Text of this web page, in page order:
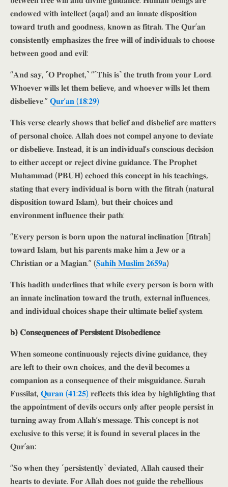
𝐞𝐧𝐝𝐨𝐰𝐞𝐝 𝐰𝐢𝐭𝐡 𝐢𝐧𝐭𝐞𝐥𝐥𝐞𝐜𝐭 (𝐚𝐪𝐚𝐥) 𝐚𝐧𝐝 𝐚𝐧 𝐢𝐧𝐧𝐚𝐭𝐞 𝐝𝐢𝐬𝐩𝐨𝐬𝐢𝐭𝐢𝐨𝐧
𝐭𝐨𝐰𝐚𝐫𝐝 𝐭𝐫𝐮𝐭𝐡 𝐚𝐧𝐝 𝐠𝐨𝐨𝐝𝐧𝐞𝐬𝐬, 𝐤𝐧𝐨𝐰𝐧 𝐚𝐬 𝐟𝐢𝐭𝐫𝐚𝐡. 𝐓𝐡𝐞 𝐐𝐮𝐫’𝐚𝐧
𝐜𝐨𝐧𝐬𝐢𝐬𝐭𝐞𝐧𝐭𝐥𝐲 𝐞𝐦𝐩𝐡𝐚𝐬𝐢𝐳𝐞𝐬 𝐭𝐡𝐞 𝐟𝐫𝐞𝐞 𝐰𝐢𝐥𝐥 𝐨𝐟 𝐢𝐧𝐝𝐢𝐯𝐢𝐝𝐮𝐚𝐥𝐬 𝐭𝐨 𝐜𝐡𝐨𝐨𝐬𝐞
𝐛𝐞𝐭𝐰𝐞𝐞𝐧 𝐠𝐨𝐨𝐝 𝐚𝐧𝐝 𝐞𝐯𝐢𝐥:
“𝐀𝐧𝐝 𝐬𝐚𝐲, ˹𝐎 𝐏𝐫𝐨𝐩𝐡𝐞𝐭,˺ “˹𝐓𝐡𝐢𝐬 𝐢𝐬˺ 𝐭𝐡𝐞 𝐭𝐫𝐮𝐭𝐡 𝐟𝐫𝐨𝐦 𝐲𝐨𝐮𝐫 𝐋𝐨𝐫𝐝.
𝐖𝐡𝐨𝐞𝐯𝐞𝐫 𝐰𝐢𝐥𝐥𝐬 𝐥𝐞𝐭 𝐭𝐡𝐞𝐦 𝐛𝐞𝐥𝐢𝐞𝐯𝐞, 𝐚𝐧𝐝 𝐰𝐡𝐨𝐞𝐯𝐞𝐫 𝐰𝐢𝐥𝐥𝐬 𝐥𝐞𝐭 𝐭𝐡𝐞𝐦
𝐝𝐢𝐬𝐛𝐞𝐥𝐢𝐞𝐯𝐞.”𝐐𝐮𝐫’𝐚𝐧 (𝟏𝟖:𝟐𝟗)
𝐓𝐡𝐢𝐬 𝐯𝐞𝐫𝐬𝐞 𝐜𝐥𝐞𝐚𝐫𝐥𝐲 𝐬𝐡𝐨𝐰𝐬 𝐭𝐡𝐚𝐭 𝐛𝐞𝐥𝐢𝐞𝐟 𝐚𝐧𝐝 𝐝𝐢𝐬𝐛𝐞𝐥𝐢𝐞𝐟 𝐚𝐫𝐞 𝐦𝐚𝐭𝐭𝐞𝐫𝐬
𝐨𝐟 𝐩𝐞𝐫𝐬𝐨𝐧𝐚𝐥 𝐜𝐡𝐨𝐢𝐜𝐞. 𝐀𝐥𝐥𝐚𝐡 𝐝𝐨𝐞𝐬 𝐧𝐨𝐭 𝐜𝐨𝐦𝐩𝐞𝐥 𝐚𝐧𝐲𝐨𝐧𝐞 𝐭𝐨 𝐝𝐞𝐯𝐢𝐚𝐭𝐞
𝐨𝐫 𝐝𝐢𝐬𝐛𝐞𝐥𝐢𝐞𝐯𝐞. 𝐈𝐧𝐬𝐭𝐞𝐚𝐝, 𝐢𝐭 𝐢𝐬 𝐚𝐧 𝐢𝐧𝐝𝐢𝐯𝐢𝐝𝐮𝐚𝐥’𝐬 𝐜𝐨𝐧𝐬𝐜𝐢𝐨𝐮𝐬 𝐝𝐞𝐜𝐢𝐬𝐢𝐨𝐧
𝐭𝐨 𝐞𝐢𝐭𝐡𝐞𝐫 𝐚𝐜𝐜𝐞𝐩𝐭 𝐨𝐫 𝐫𝐞𝐣𝐞𝐜𝐭 𝐝𝐢𝐯𝐢𝐧𝐞 𝐠𝐮𝐢𝐝𝐚𝐧𝐜𝐞. 𝐓𝐡𝐞 𝐏𝐫𝐨𝐩𝐡𝐞𝐭
𝐌𝐮𝐡𝐚𝐦𝐦𝐚𝐝 (𝐏𝐁𝐔𝐇) 𝐞𝐜𝐡𝐨𝐞𝐝 𝐭𝐡𝐢𝐬 𝐜𝐨𝐧𝐜𝐞𝐩𝐭 𝐢𝐧 𝐡𝐢𝐬 𝐭𝐞𝐚𝐜𝐡𝐢𝐧𝐠𝐬,
𝐬𝐭𝐚𝐭𝐢𝐧𝐠 𝐭𝐡𝐚𝐭 𝐞𝐯𝐞𝐫𝐲 𝐢𝐧𝐝𝐢𝐯𝐢𝐝𝐮𝐚𝐥 𝐢𝐬 𝐛𝐨𝐫𝐧 𝐰𝐢𝐭𝐡 𝐭𝐡𝐞 𝐟𝐢𝐭𝐫𝐚𝐡 (𝐧𝐚𝐭𝐮𝐫𝐚𝐥
𝐝𝐢𝐬𝐩𝐨𝐬𝐢𝐭𝐢𝐨𝐧 𝐭𝐨𝐰𝐚𝐫𝐝 𝐈𝐬𝐥𝐚𝐦), 𝐛𝐮𝐭 𝐭𝐡𝐞𝐢𝐫 𝐜𝐡𝐨𝐢𝐜𝐞𝐬 𝐚𝐧𝐝
𝐞𝐧𝐯𝐢𝐫𝐨𝐧𝐦𝐞𝐧𝐭 𝐢𝐧𝐟𝐥𝐮𝐞𝐧𝐜𝐞 𝐭𝐡𝐞𝐢𝐫 𝐩𝐚𝐭𝐡:
“𝐄𝐯𝐞𝐫𝐲 𝐩𝐞𝐫𝐬𝐨𝐧 𝐢𝐬 𝐛𝐨𝐫𝐧 𝐮𝐩𝐨𝐧 𝐭𝐡𝐞 𝐧𝐚𝐭𝐮𝐫𝐚𝐥 𝐢𝐧𝐜𝐥𝐢𝐧𝐚𝐭𝐢𝐨𝐧 [𝐟𝐢𝐭𝐫𝐚𝐡]
𝐭𝐨𝐰𝐚𝐫𝐝 𝐈𝐬𝐥𝐚𝐦, 𝐛𝐮𝐭 𝐡𝐢𝐬 𝐩𝐚𝐫𝐞𝐧𝐭𝐬 𝐦𝐚𝐤𝐞 𝐡𝐢𝐦 𝐚 𝐉𝐞𝐰 𝐨𝐫 𝐚
𝐂𝐡𝐫𝐢𝐬𝐭𝐢𝐚𝐧 𝐨𝐫 𝐚 𝐌𝐚𝐠𝐢𝐚𝐧.” (𝐒𝐚𝐡𝐢𝐡 𝐌𝐮𝐬𝐥𝐢𝐦 𝟐𝟔𝟓𝟗𝐚)
𝐓𝐡𝐢𝐬 𝐡𝐚𝐝𝐢𝐭𝐡 𝐮𝐧𝐝𝐞𝐫𝐥𝐢𝐧𝐞𝐬 𝐭𝐡𝐚𝐭 𝐰𝐡𝐢𝐥𝐞 𝐞𝐯𝐞𝐫𝐲 𝐩𝐞𝐫𝐬𝐨𝐧 𝐢𝐬 𝐛𝐨𝐫𝐧 𝐰𝐢𝐭𝐡
𝐚𝐧 𝐢𝐧𝐧𝐚𝐭𝐞 𝐢𝐧𝐜𝐥𝐢𝐧𝐚𝐭𝐢𝐨𝐧 𝐭𝐨𝐰𝐚𝐫𝐝 𝐭𝐡𝐞 𝐭𝐫𝐮𝐭𝐡, 𝐞𝐱𝐭𝐞𝐫𝐧𝐚𝐥 𝐢𝐧𝐟𝐥𝐮𝐞𝐧𝐜𝐞𝐬,
𝐚𝐧𝐝 𝐢𝐧𝐝𝐢𝐯𝐢𝐝𝐮𝐚𝐥 𝐜𝐡𝐨𝐢𝐜𝐞𝐬 𝐬𝐡𝐚𝐩𝐞 𝐭𝐡𝐞𝐢𝐫 𝐮𝐥𝐭𝐢𝐦𝐚𝐭𝐞 𝐛𝐞𝐥𝐢𝐞𝐟 𝐬𝐲𝐬𝐭𝐞𝐦.
𝐛) 𝐂𝐨𝐧𝐬𝐞𝐪𝐮𝐞𝐧𝐜𝐞𝐬 𝐨𝐟 𝐏𝐞𝐫𝐬𝐢𝐬𝐭𝐞𝐧𝐭 𝐃𝐢𝐬𝐨𝐛𝐞𝐝𝐢𝐞𝐧𝐜𝐞
𝐖𝐡𝐞𝐧 𝐬𝐨𝐦𝐞𝐨𝐧𝐞 𝐜𝐨𝐧𝐭𝐢𝐧𝐮𝐨𝐮𝐬𝐥𝐲 𝐫𝐞𝐣𝐞𝐜𝐭𝐬 𝐝𝐢𝐯𝐢𝐧𝐞 𝐠𝐮𝐢𝐝𝐚𝐧𝐜𝐞, 𝐭𝐡𝐞𝐲
𝐚𝐫𝐞 𝐥𝐞𝐟𝐭 𝐭𝐨 𝐭𝐡𝐞𝐢𝐫 𝐨𝐰𝐧 𝐜𝐡𝐨𝐢𝐜𝐞𝐬, 𝐚𝐧𝐝 𝐭𝐡𝐞 𝐝𝐞𝐯𝐢𝐥 𝐛𝐞𝐜𝐨𝐦𝐞𝐬 𝐚
𝐜𝐨𝐦𝐩𝐚𝐧𝐢𝐨𝐧 𝐚𝐬 𝐚 𝐜𝐨𝐧𝐬𝐞𝐪𝐮𝐞𝐧𝐜𝐞 𝐨𝐟 𝐭𝐡𝐞𝐢𝐫 𝐦𝐢𝐬𝐠𝐮𝐢𝐝𝐚𝐧𝐜𝐞. 𝐒𝐮𝐫𝐚𝐡
𝐅𝐮𝐬𝐬𝐢𝐥𝐚𝐭, 𝐐𝐮𝐫𝐚𝐧 (𝟒𝟏:𝟐𝟓) 𝐫𝐞𝐟𝐥𝐞𝐜𝐭𝐬 𝐭𝐡𝐢𝐬 𝐢𝐝𝐞𝐚 𝐛𝐲 𝐡𝐢𝐠𝐡𝐥𝐢𝐠𝐡𝐭𝐢𝐧𝐠 𝐭𝐡𝐚𝐭
𝐭𝐡𝐞 𝐚𝐩𝐩𝐨𝐢𝐧𝐭𝐦𝐞𝐧𝐭 𝐨𝐟 𝐝𝐞𝐯𝐢𝐥𝐬 𝐨𝐜𝐜𝐮𝐫𝐬 𝐨𝐧𝐥𝐲 𝐚𝐟𝐭𝐞𝐫 𝐩𝐞𝐨𝐩𝐥𝐞 𝐩𝐞𝐫𝐬𝐢𝐬𝐭 𝐢𝐧
𝐭𝐮𝐫𝐧𝐢𝐧𝐠 𝐚𝐰𝐚𝐲 𝐟𝐫𝐨𝐦 𝐀𝐥𝐥𝐚𝐡’𝐬 𝐦𝐞𝐬𝐬𝐚𝐠𝐞. 𝐓𝐡𝐢𝐬 𝐜𝐨𝐧𝐜𝐞𝐩𝐭 𝐢𝐬 𝐧𝐨𝐭
𝐞𝐱𝐜𝐥𝐮𝐬𝐢𝐯𝐞 𝐭𝐨 𝐭𝐡𝐢𝐬 𝐯𝐞𝐫𝐬𝐞; 𝐢𝐭 𝐢𝐬 𝐟𝐨𝐮𝐧𝐝 𝐢𝐧 𝐬𝐞𝐯𝐞𝐫𝐚𝐥 𝐩𝐥𝐚𝐜𝐞𝐬 𝐢𝐧 𝐭𝐡𝐞
𝐐𝐮𝐫’𝐚𝐧:
“𝐒𝐨 𝐰𝐡𝐞𝐧 𝐭𝐡𝐞𝐲 ˹𝐩𝐞𝐫𝐬𝐢𝐬𝐭𝐞𝐧𝐭𝐥𝐲˺ 𝐝𝐞𝐯𝐢𝐚𝐭𝐞𝐝, 𝐀𝐥𝐥𝐚𝐡 𝐜𝐚𝐮𝐬𝐞𝐝 𝐭𝐡𝐞𝐢𝐫
𝐡𝐞𝐚𝐫𝐭𝐬 𝐭𝐨 𝐝𝐞𝐯𝐢𝐚𝐭𝐞. 𝐅𝐨𝐫 𝐀𝐥𝐥𝐚𝐡 𝐝𝐨𝐞𝐬 𝐧𝐨𝐭 𝐠𝐮𝐢𝐝𝐞 𝐭𝐡𝐞 𝐫𝐞𝐛𝐞𝐥𝐥𝐢𝐨𝐮𝐬